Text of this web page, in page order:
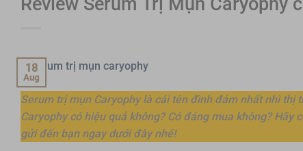
18
Aug
Serum trị mụn Caryophy là cái tên đình đám nhất nhì
Caryophy có hiệu quả không? Có đáng mua không?
gửi đến bạn ngay dưới đây nhé!